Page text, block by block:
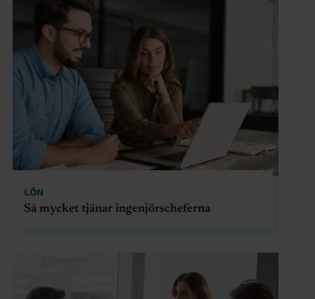
LÖN
Så mycket tjänar ingenjörscheferna